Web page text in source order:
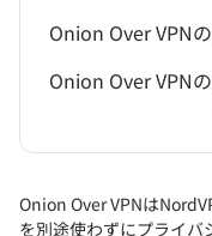
Onion Over VPN
Onion Over VPN
Onion Over VPNは
を別途使わずにプライ